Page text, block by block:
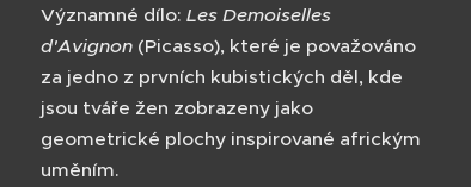
Významné dílo: Les Demoiselles
d'Avignon (Picasso), které je považováno
za jedno z prvních kubistických děl, kde
jsou tváře žen zobrazeny jako
geometrické plochy inspirované africkým
uměním.